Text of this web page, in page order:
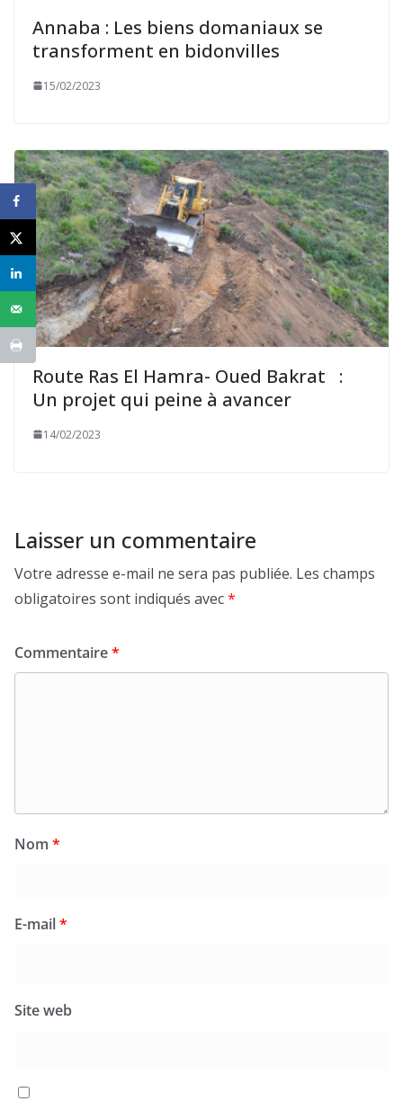
Annaba : Les biens domaniaux se
transforment en bidonvilles
15/02/2023
Route Ras El Hamra- Oued Bakrat :
Un projet qui peine à avancer
14/02/2023
Laisser un commentaire
Votre adresse e-mail ne sera pas publiée. Les champs
obligatoires sont indiqués avec*
Commentaire*
Nom *
E-mail*
Site web